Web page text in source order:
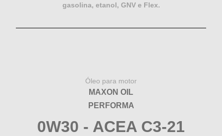
gasolina, etanol, GNV e Flex.
Óleo para motor
MAXON OIL
PERFORMA
0W30 - ACEA C3-21